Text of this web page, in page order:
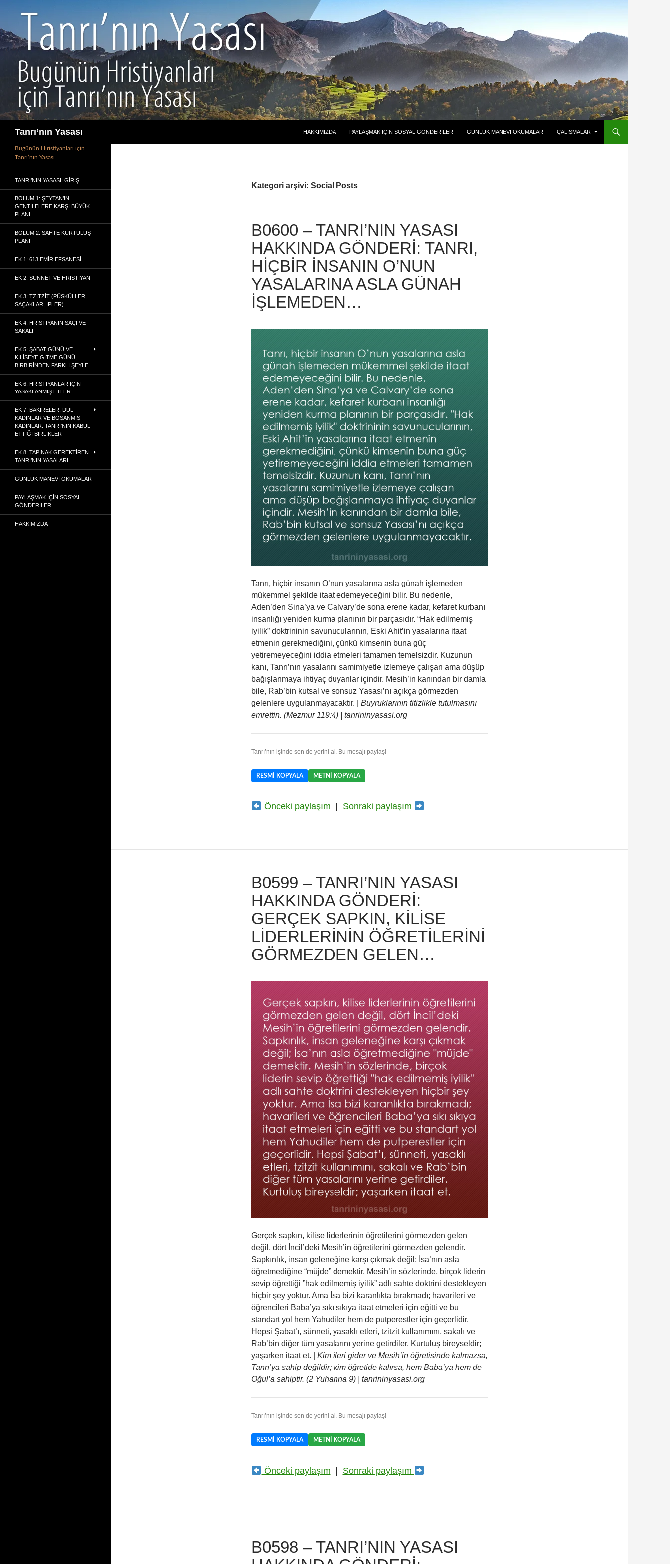
Tanrı’nın Yasası HAKKIMIZDA PAYLAŞMAK İÇIN SOSYAL GÖNDERILER GÜNLÜK MANEVI OKUMALAR ÇALIŞMALAR
Kategori arşivi: Social Posts
B0600 – TANRI’NIN YASASI
HAKKINDA GÖNDERI: TANRI,
HIÇBIR INSANIN O’NUN
YASALARINA ASLA GÜNAH
IŞLEMEDEN…
Tanrı, hiçbir insanın O’nun yasalarına asla günah işlemeden
mükemmel şekilde itaat edemeyeceğini bilir. Bu nedenle,
Aden’den Sina’ya ve Calvary’de sona erene kadar, kefaret kurbanı
insanlığı yeniden kurma planının bir parçasıdır. “Hak edilmemiş
iyilik” doktrininin savunucularının, Eski Ahit’in yasalarına itaat
etmenin gerekmediğini, çünkü kimsenin buna güç
yetiremeyeceğini iddia etmeleri tamamen temelsizdir. Kuzunun
kanı, Tanrı’nın yasalarını samimiyetle izlemeye çalışan ama düşüp
bağışlanmaya ihtiyaç duyanlar içindir. Mesih’in kanından bir damla
bile, Rab’bin kutsal ve sonsuz Yasası’nı açıkça görmezden
gelenlere uygulanmayacaktır. | Buyruklarının titizlikle tutulmasını
emrettin. (Mezmur 119:4) | tanrininyasasi.org
Tanrı’nın işinde sen de yerini al. Bu mesajı paylaş!
RESMI KOPYALA METNI KOPYALA
Önceki paylaşım Sonraki paylaşım
B0599 – TANRI’NIN YASASI
HAKKINDA GÖNDERI:
GERÇEK SAPKIN, KILISE
LIDERLERININ ÖĞRETILERINI
GÖRMEZDEN GELEN…
Gerçek sapkın, kilise liderlerinin öğretilerini görmezden gelen
değil, dört İncil’deki Mesih’in öğretilerini görmezden gelendir.
Sapkınlık, insan geleneğine karşı çıkmak değil; İsa’nın asla
öğretmediğine “müjde” demektir. Mesih’in sözlerinde, birçok liderin
sevip öğrettiği ”hak edilmemiş iyilik” adlı sahte doktrini destekleyen
hiçbir şey yoktur. Ama İsa bizi karanlıkta bırakmadı; havarileri ve
öğrencileri Baba’ya sıkı sıkıya itaat etmeleri için eğitti ve bu
standart yol hem Yahudiler hem de putperestler için geçerlidir.
Hepsi Şabat’ı, sünneti, yasaklı etleri, tzitzit kullanımını, sakalı ve
Rab’bin diğer tüm yasalarını yerine getirdiler. Kurtuluş bireyseldir;
yaşarken itaat et. | Kim ileri gider ve Mesih’in öğretisinde kalmazsa,
Tanrı’ya sahip değildir; kim öğretide kalırsa, hem Baba’ya hem de
Oğul’a sahiptir. (2 Yuhanna 9) | tanrininyasasi.org
Tanrı’nın işinde sen de yerini al. Bu mesajı paylaş!
RESMI KOPYALA METNI KOPYALA
Önceki paylaşım Sonraki paylaşım
B0598 – TANRI’NIN YASASI
Bugünün Hıristiyanları için
Tanrı’nın Yasası
TANRI’NIN YASASI: GIRIŞ
BÖLÜM 1: ŞEYTAN’IN
GENTILELERE KARŞI BÜYÜK
PLANI
BÖLÜM 2: SAHTE KURTULUŞ
PLANI
EK 1: 613 EMIR EFSANESI
EK 2: SÜNNET VE HRISTIYAN
EK 3: TZITZIT (PÜSKÜLLER,
SAÇAKLAR, İPLER)
EK 4: HRISTIYANIN SAÇI VE
SAKALI
EK 5: ŞABAT GÜNÜ VE
KILISEYE GITME GÜNÜ,
BIRBIRINDEN FARKLI ŞEYLE
EK 6: HRISTIYANLAR İÇIN
YASAKLANMIŞ ETLER
EK 7: BAKIRELER, DUL
KADINLAR VE BOŞANMIŞ
KADINLAR: TANRI’NIN KABUL
ETTIĞI BIRLIKLER
EK 8: TAPINAK GEREKTIREN
TANRI’NIN YASALARI
GÜNLÜK MANEVI OKUMALAR
PAYLAŞMAK İÇIN SOSYAL
GÖNDERILER
HAKKIMIZDA